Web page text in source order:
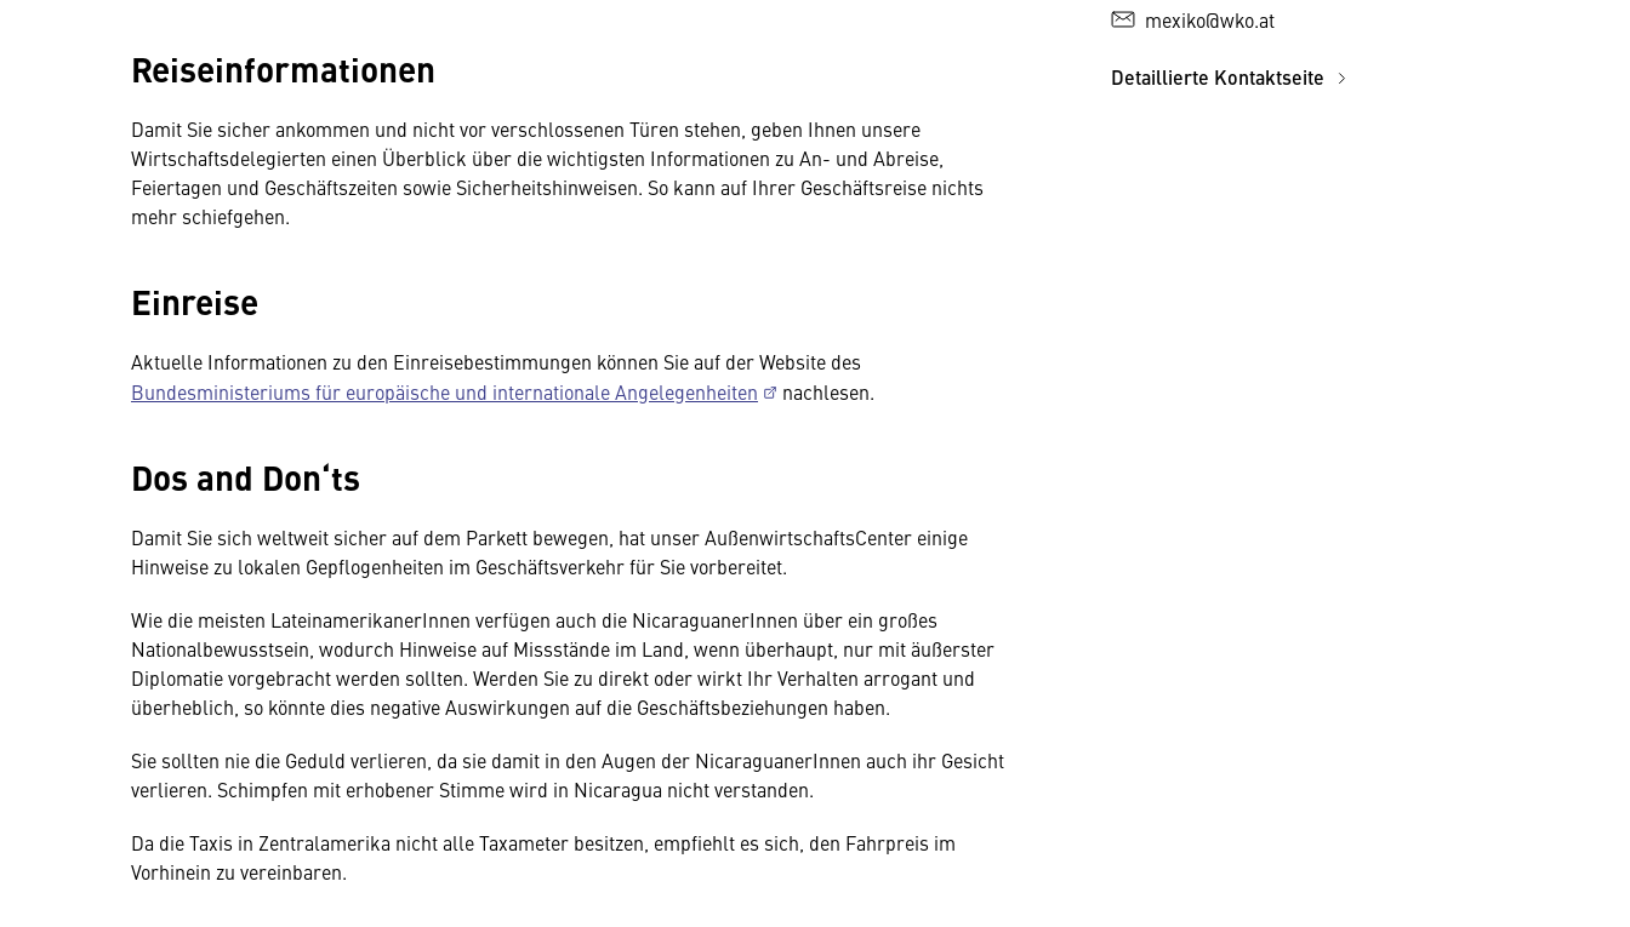
Reiseinformationen
Damit Sie sicher ankommen und nicht vor verschlossenen Türen stehen, geben Ihnen unsere
Wirtschaftsdelegierten einen Überblick über die wichtigsten Informationen zu An- und Abreise,
Feiertagen und Geschäftszeiten sowie Sicherheitshinweisen. So kann auf Ihrer Geschäftsreise nichts
mehr schiefgehen.
Einreise
Aktuelle Informationen zu den Einreisebestimmungen können Sie auf der Website des
Bundesministeriums für europäische und internationale Angelegenheiten
nachlesen.
Dos and Don‘ts
Damit Sie sich weltweit sicher auf dem Parkett bewegen, hat unser AußenwirtschaftsCenter einige
Hinweise zu lokalen Gepflogenheiten im Geschäftsverkehr für Sie vorbereitet.
Wie die meisten LateinamerikanerInnen verfügen auch die NicaraguanerInnen über ein großes
Nationalbewusstsein, wodurch Hinweise auf Missstände im Land, wenn überhaupt, nur mit äußerster
Diplomatie vorgebracht werden sollten. Werden Sie zu direkt oder wirkt Ihr Verhalten arrogant und
überheblich, so könnte dies negative Auswirkungen auf die Geschäftsbeziehungen haben.
Sie sollten nie die Geduld verlieren, da sie damit in den Augen der NicaraguanerInnen auch ihr Gesicht
verlieren. Schimpfen mit erhobener Stimme wird in Nicaragua nicht verstanden.
Da die Taxis in Zentralamerika nicht alle Taxameter besitzen, empfiehlt es sich, den Fahrpreis im
Vorhinein zu vereinbaren.
mexiko@wko.at
Detaillierte Kontaktseite